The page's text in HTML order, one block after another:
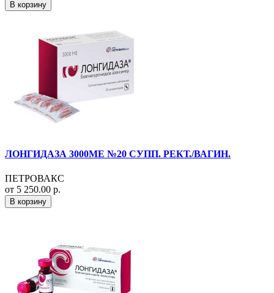
В корзину
ЛОНГИДАЗА 3000МЕ №20 СУПП. РЕКТ./ВАГИН.
ПЕТРОВАКС
от 5 250.00 р.
В корзину